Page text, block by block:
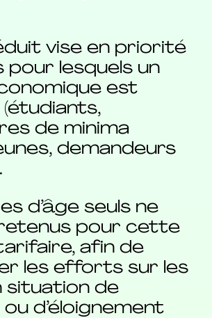
vise en priorité
pour lesquels un
est
de minima
demandeurs
d’âge seuls ne
pour cette
afin de
les efforts sur les
situation de
d’éloignement